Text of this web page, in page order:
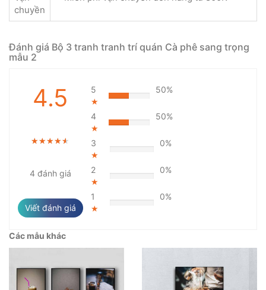
chuyền
Đánh giá Bộ 3 tranh tranh trí quán Cà phê sang trọng
mẫu 2
4.5
★★★★★
★★★★★
★★★★★
4 đánh giá
Viết đánh giá
5
★
50%
4
★
50%
3
★
0%
2
★
0%
1
★
0%
Các mẫu khác